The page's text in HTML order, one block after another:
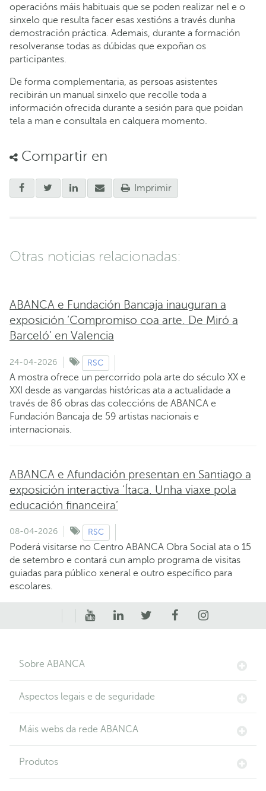
operacións máis habituais que se poden realizar nel e o
sinxelo que resulta facer esas xestións a través dunha
demostración práctica. Ademais, durante a formación
resolveranse todas as dúbidas que expoñan os
participantes.
De forma complementaria, as persoas asistentes
recibirán un manual sinxelo que recolle toda a
información ofrecida durante a sesión para que poidan
tela a man e consultala en calquera momento.
Compartir en
Imprimir
Otras noticias relacionadas:
ABANCA e Fundación Bancaja inauguran a
exposición ‘Compromiso coa arte. De Miró a
Barceló’ en Valencia
24-04-2026 RSC
A mostra ofrece un percorrido pola arte do século XX e
XXI desde as vangardas históricas ata a actualidade a
través de 86 obras das coleccións de ABANCA e
Fundación Bancaja de 59 artistas nacionais e
internacionais.
ABANCA e Afundación presentan en Santiago a
exposición interactiva ‘Ítaca. Unha viaxe pola
educación financeira’
08-04-2026 RSC
Poderá visitarse no Centro ABANCA Obra Social ata o 15
de setembro e contará cun amplo programa de visitas
guiadas para público xeneral e outro específico para
escolares.
Sobre ABANCA
Aspectos legais e de seguridade
Máis webs da rede ABANCA
Produtos